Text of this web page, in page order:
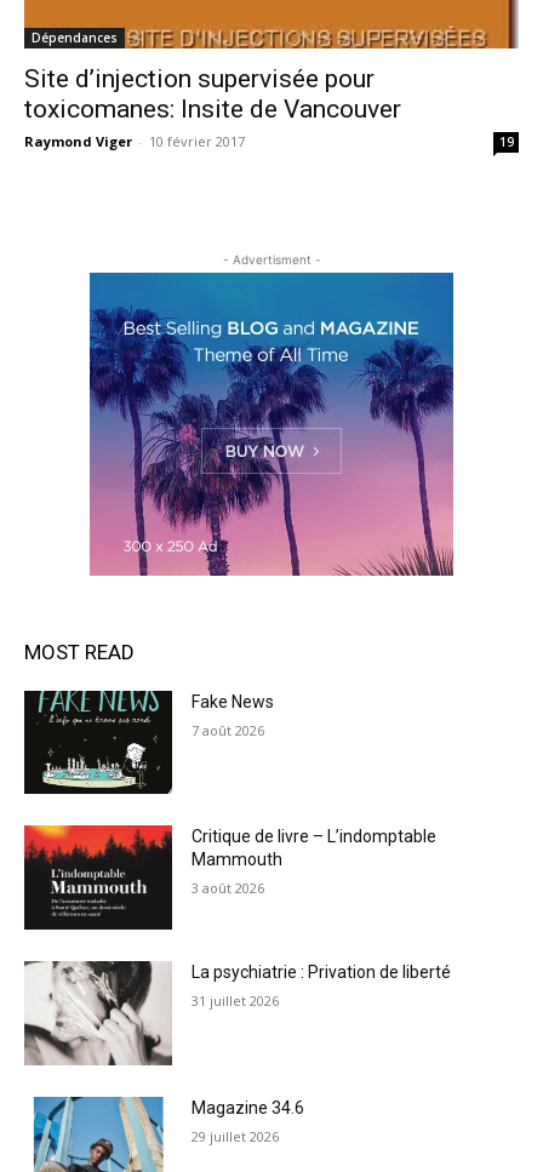
Dépendances
Site d’injection supervisée pour
toxicomanes: Insite de Vancouver
Raymond Viger - 10 février 2017 19
- Advertisment -
MOST READ
Fake News
7 août 2026
Critique de livre – L’indomptable
Mammouth
3 août 2026
La psychiatrie : Privation de liberté
31 juillet 2026
Magazine 34.6
29 juillet 2026